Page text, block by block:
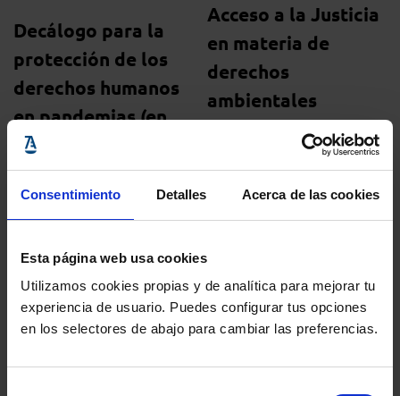
Consentimiento Detalles Acerca de las cookies
Esta página web usa cookies
Utilizamos cookies propias y de analítica para mejorar tu
experiencia de usuario. Puedes configurar tus opciones
en los selectores de abajo para cambiar las preferencias.
Decálogo para la
protección de los
derechos humanos
en pandemias (en
francés)
Acceso a la Justicia
en materia de
derechos
ambientales